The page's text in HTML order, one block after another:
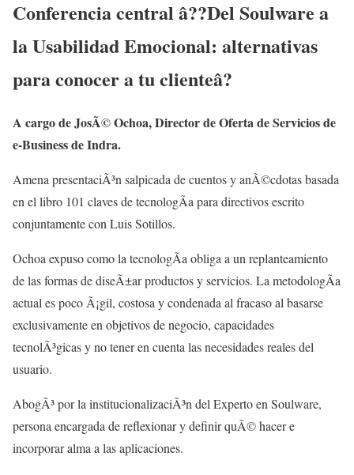
Conferencia central â??Del Soulware a
la Usabilidad Emocional: alternativas
para conocer a tu clienteâ?
A cargo de JosÃ© Ochoa, Director de Oferta de Servicios de
e-Business de Indra.
Amena presentaciÃ³n salpicada de cuentos y anÃ©cdotas basada
en el libro 101 claves de tecnologÃ­a para directivos escrito
conjuntamente con Luis Sotillos.
Ochoa expuso como la tecnologÃ­a obliga a un replanteamiento
de las formas de diseÃ±ar productos y servicios. La metodologÃ­a
actual es poco Ã¡gil, costosa y condenada al fracaso al basarse
exclusivamente en objetivos de negocio, capacidades
tecnolÃ³gicas y no tener en cuenta las necesidades reales del
usuario.
AbogÃ³ por la institucionalizaciÃ³n del Experto en Soulware,
persona encargada de reflexionar y definir quÃ© hacer e
incorporar alma a las aplicaciones.